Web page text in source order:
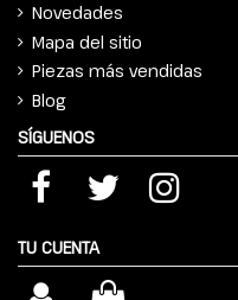
Novedades
Mapa del sitio
Piezas más vendidas
Blog
SÍGUENOS
TU CUENTA